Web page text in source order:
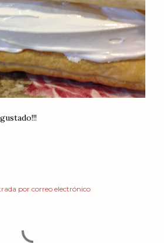
por correo electrónico